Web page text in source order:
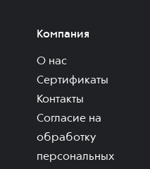
Компания
О нас
Сертификаты
Контакты
Согласие на
обработку
персональных